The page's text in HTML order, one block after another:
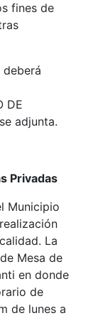
fines de
DE
adjunta.
Privadas
Municipio
La
Mesa de
en donde
de
de lunes a